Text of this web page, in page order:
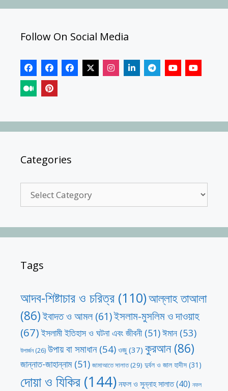
Follow On Social Media
Categories
Tags
আদব-শিষ্টাচার ও চরিত্র (110)আল্লাহ তাআলা
(86)ইবাদত ও আমল(61)ইসলাম-মুসলিম ও দাওয়াহ
(67) ইসলামী ইতিহাস ও ঘটনা এবং জীবনী(51)ঈমান (53)
উপার্জন(26) উপায় বা সমাধান(54) ওজু (37) কুরআন(86)
জান্নাত-জাহান্নাম(51) জামাআতে সালাত(29) দুর্বল ও জাল হাদীস (31)
দোয়া ও যিকির (144)নফল ও সুন্নাহ সালাত(40) নফল